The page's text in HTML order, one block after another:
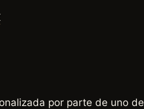
por parte de uno de